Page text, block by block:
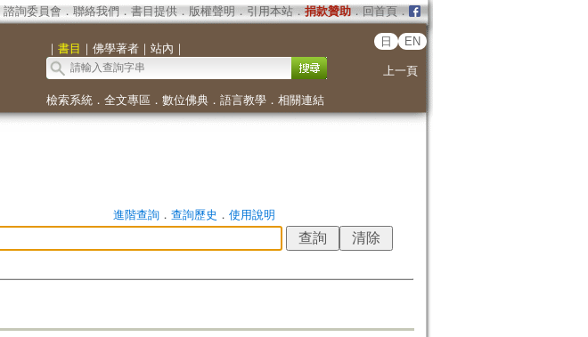
諮詢委員會． 聯絡我們 ． 書目提供． 版權聲明 ． 引用本站． 捐款贊助．回首頁．
｜ 書目 ｜ 佛學著者｜ 站內 ｜
日 EN
上一頁
檢索系統． 全文專區 ． 數位佛典． 語言教學． 相關連結
進階查詢． 查詢歷史 ． 使用說明